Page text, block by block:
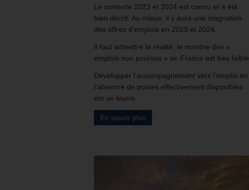
Le contexte 2023 et 2024 est connu et a été
bien décrit. Au mieux, il y aura une stagnation
des offres d’emplois en 2023 et 2024.
Il faut admettre la réalité, le nombre des «
emplois non pourvus » en France est très faible.
Développer l’accompagnement vers l’emploi en
l’absence de postes effectivement disponibles
est un leurre.
En savoir plus